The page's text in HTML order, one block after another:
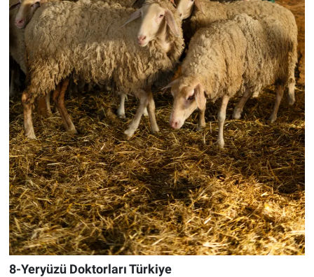
8-Yeryüzü Doktorları Türkiye